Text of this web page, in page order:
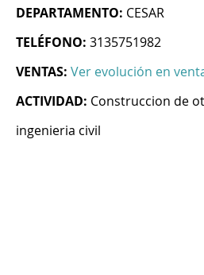
DEPARTAMENTO: CESAR
TELÉFONO: 3135751982
VENTAS: Ver evolución en
ACTIVIDAD: Construccion de
ingenieria civil